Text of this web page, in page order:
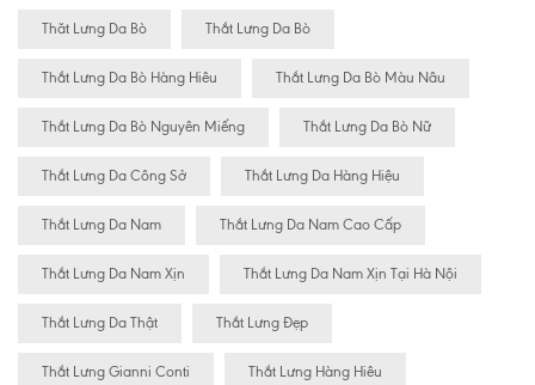
Thăt Lưng Da Bò Thắt Lưng Da Bò
Thắt Lưng Da Bò Hàng Hiêu Thắt Lưng Da Bò Màu Nâu
Thắt Lưng Da Bò Nguyên Miếng Thắt Lưng Da Bò Nữ
Thắt Lưng Da Công Sở Thắt Lưng Da Hàng Hiệu
Thắt Lưng Da Nam Thắt Lưng Da Nam Cao Cấp
Thắt Lưng Da Nam Xịn Thắt Lưng Da Nam Xịn Tại Hà Nội
Thắt Lưng Da Thật Thắt Lưng Đẹp
Thắt Lưng Gianni Conti Thắt Lưng Hàng Hiêu